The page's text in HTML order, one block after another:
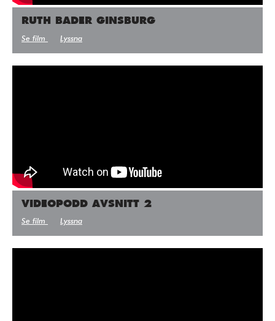
RUTH BADER GINSBURG
Se film Lyssna
VIDEOPODD AVSNITT 2
Se film Lyssna